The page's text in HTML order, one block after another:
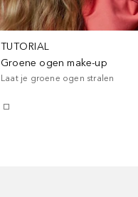
TUTORIAL
Groene ogen make-up
Laat je groene ogen stralen